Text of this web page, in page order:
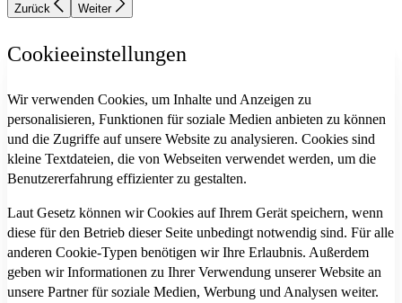
Zurück Weiter
Cookieeinstellungen
Wir verwenden Cookies, um Inhalte und Anzeigen zu
personalisieren, Funktionen für soziale Medien anbieten zu können
und die Zugriffe auf unsere Website zu analysieren. Cookies sind
kleine Textdateien, die von Webseiten verwendet werden, um die
Benutzererfahrung effizienter zu gestalten.
Laut Gesetz können wir Cookies auf Ihrem Gerät speichern, wenn
diese für den Betrieb dieser Seite unbedingt notwendig sind. Für alle
anderen Cookie-Typen benötigen wir Ihre Erlaubnis. Außerdem
geben wir Informationen zu Ihrer Verwendung unserer Website an
unsere Partner für soziale Medien, Werbung und Analysen weiter.